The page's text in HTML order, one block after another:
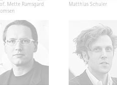
Mette Ramsgard
Matthias Schuler